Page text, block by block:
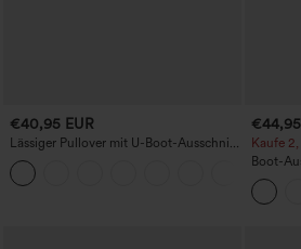
€40,95 EUR
Lässiger Pullover mit U-Boot-Ausschnitt
und Fledermausärmeln.
Kaufe
Boot-
und mit